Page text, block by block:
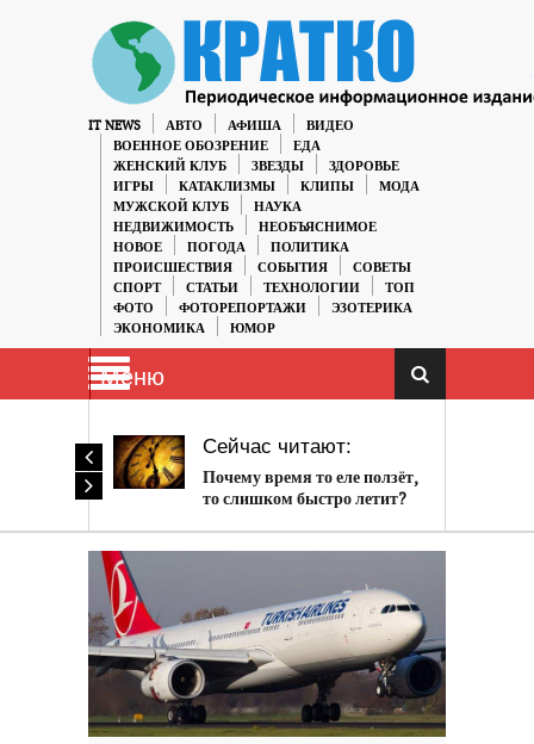
IT NEWS АВТО АФИША
ВИДЕО
ВОЕННОЕ ОБОЗРЕНИЕ
ЕДА
ЖЕНСКИЙ КЛУБ
ЗВЕЗДЫ
ЗДОРОВЬЕ
ИГРЫ
КАТАКЛИЗМЫ КЛИПЫ
МОДА
МУЖСКОЙ КЛУБ
НАУКА
НЕДВИЖИМОСТЬ
НЕОБЪЯСНИМОЕ
НОВОЕ
ПОГОДА
ПОЛИТИКА
ПРОИСШЕСТВИЯ
СОБЫТИЯ
СОВЕТЫ
СПОРТ
СТАТЬИ ТЕХНОЛОГИИ
ТОП
ФОТО
ФОТОРЕПОРТАЖИ
ЭЗОТЕРИКА
ЭКОНОМИКА
ЮМОР
Меню
Сейчас читают:
Почему время то еле ползёт,
то слишком быстро летит?